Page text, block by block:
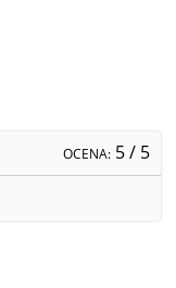
OCENA: 5/ 5